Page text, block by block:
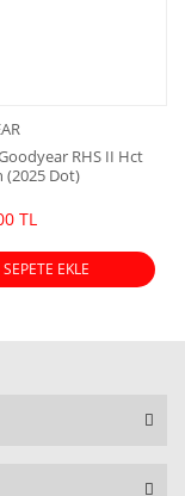
RHS II Hct
(2025 Dot)
TL
SEPETE EKLE